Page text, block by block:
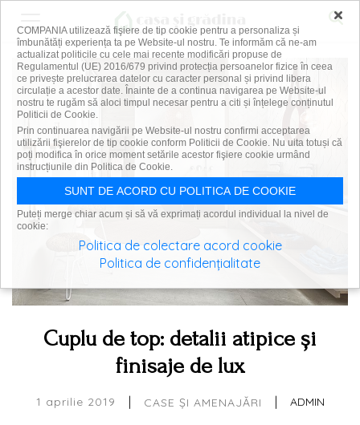
Cuplu de top: detalii atipice și
finisaje de lux
1 aprilie 2019 | CASE ȘI AMENAJĂRI | ADMIN
×
COMPANIA utilizează fişiere de tip cookie pentru a personaliza și
îmbunătăți experiența ta pe Website-ul nostru. Te informăm că ne-am
actualizat politicile cu cele mai recente modificări propuse de
Regulamentul (UE) 2016/679 privind protecția persoanelor fizice în ceea
ce privește prelucrarea datelor cu caracter personal și privind libera
circulație a acestor date. Înainte de a continua navigarea pe Website-ul
nostru te rugăm să aloci timpul necesar pentru a citi și înțelege conținutul
Politicii de Cookie.
Prin continuarea navigării pe Website-ul nostru confirmi acceptarea
utilizării fişierelor de tip cookie conform Politicii de Cookie. Nu uita totuși că
poți modifica în orice moment setările acestor fişiere cookie urmând
instrucțiunile din Politica de Cookie.
SUNT DE ACORD CU POLITICA DE COOKIE
Puteți merge chiar acum și să vă exprimați acordul individual la nivel de
cookie:
Politica de colectare acord cookie
Politica de confidențialitate